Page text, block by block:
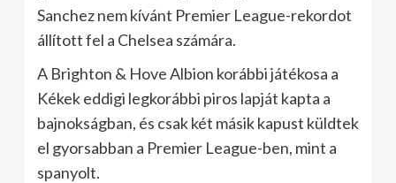
Sanchez nem kívánt Premier League-rekordot
állított fel a Chelsea számára.
A Brighton & Hove Albion korábbi játékosa a
Kékek eddigi legkorábbi piros lapját kapta a
bajnokságban, és csak két másik kapust küldtek
el gyorsabban a Premier League-ben, mint a
spanyolt.